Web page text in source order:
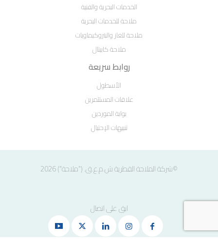
الخدمات البحرية والفنية
ملاحة للخدمات البحرية
ملاحة للغاز والبتروكيماويات
ملاحة كابيتال
روابط سريعة
الأسطول
علاقات المستثمرين
بوابة الموردين
تنبيهات الإحتيال
©شركة الملاحة القطرية ش.م.ع.ق. ("ملاحة") 2026
ابق على اتصال